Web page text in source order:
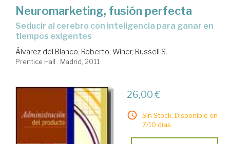
Neuromarketing, fusión perfecta
seducir al cerebro con inteligencia para ganar en
tiempos exigentes
Álvarez del Blanco, Roberto; Winer, Russell S.
Prentice Hall . Madrid, 2011
26,00 €
Sin Stock. Disponible en
7/10 días.